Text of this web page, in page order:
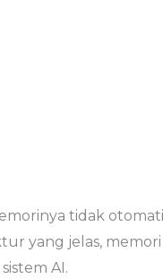
tidak
yang jelas, memori
AI.